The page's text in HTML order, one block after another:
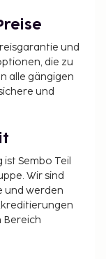
und
die zu
alle gängigen
und
Sembo Teil
Wir sind
und werden
Bereich